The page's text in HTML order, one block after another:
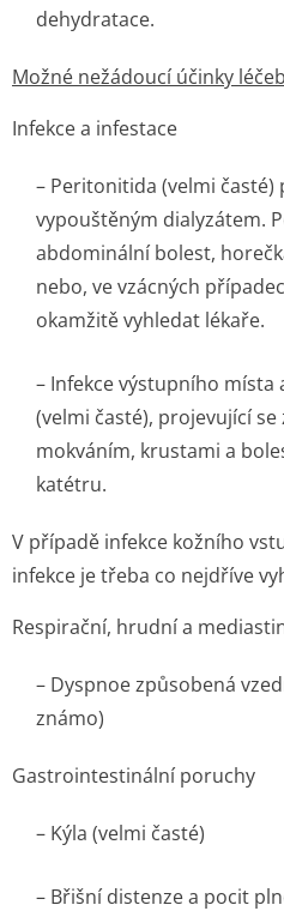
dehydratace.
Možné nežádoucí účinky
Infekce a infestace
– Peritonitida (velmi časté)
vypouštěným dialyzátem.
abdominální bolest,
nebo, ve vzácných
okamžitě vyhledat lékaře.
– Infekce výstupního
(velmi časté), projevující
mokváním, krustami a
katétru.
V případě infekce kožního
infekce je třeba co nejdříve
Respirační, hrudní a
– Dyspnoe způsobená
známo)
Gastrointestinální poruchy
– Kýla (velmi časté)
– Břišní distenze a pocit